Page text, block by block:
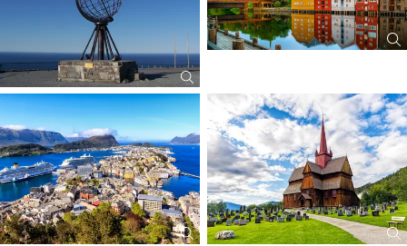
Das Paket muss von allen Gästen gebucht werden, die dieselbe
Buchungsnummer haben und/oder in derselben Kabine reisen.
Es kann in allen Bars an Bord genutzt werden.
Es gilt nicht für die Themenrestaurants (z.B. Archipelago und Steak
House).